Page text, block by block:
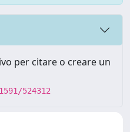
per citare o creare un
524312